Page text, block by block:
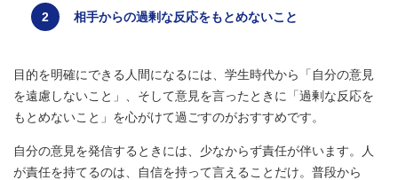
相手からの過剰な反応をもとめないこと
目的を明確にできる人間になるには、学生時代から「自分の意見
を遠慮しないこと」、そして意見を言ったときに「過剰な反応を
もとめないこと」を心がけて過ごすのがおすすめです。
自分の意見を発信するときには、少なからず責任が伴います。人
が責任を持てるのは、自信を持って言えることだけ。普段から